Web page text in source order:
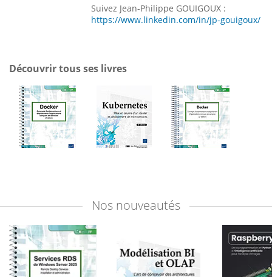
Suivez Jean-Philippe GOUIGOUX :
https://www.linkedin.com/in/jp-gouigoux/
Découvrir tous ses livres
Nos nouveautés